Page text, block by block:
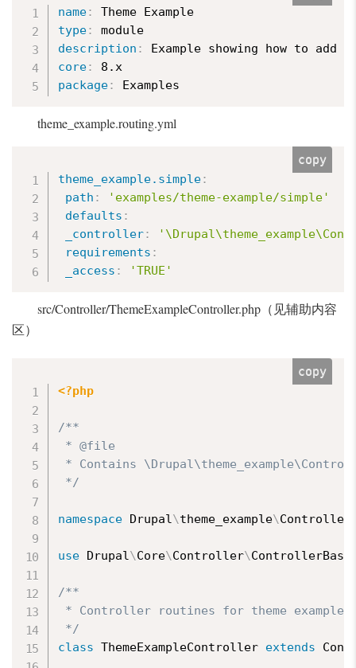
name:
type:
description :
core:
package: Examples
theme_example.routing.yml
theme_example.simple:
path :
'examples/theme-example/simple'
defaults :
_controller:
requirements :
_access : 'TRUE'
copy
src/Controller/ThemeExampleController.php（见辅助内容
区）
<?php
/**
* @file
* Contains
*/
namespace Drupal\theme_example\Controller
use Drupal\Core\Controller\ControllerBase
/**
* Controller routines for theme example
*/
class ThemeExampleController extends
copy